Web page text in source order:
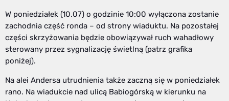
W poniedziałek (10.07) o godzinie 10:00 wyłączona zostanie
zachodnia część ronda – od strony wiaduktu. Na pozostałej
części skrzyżowania będzie obowiązywał ruch wahadłowy
sterowany przez sygnalizację świetlną (patrz grafika
poniżej).
Na alei Andersa utrudnienia także zaczną się w poniedziałek
rano. Na wiadukcie nad ulicą Babiogórską w kierunku na